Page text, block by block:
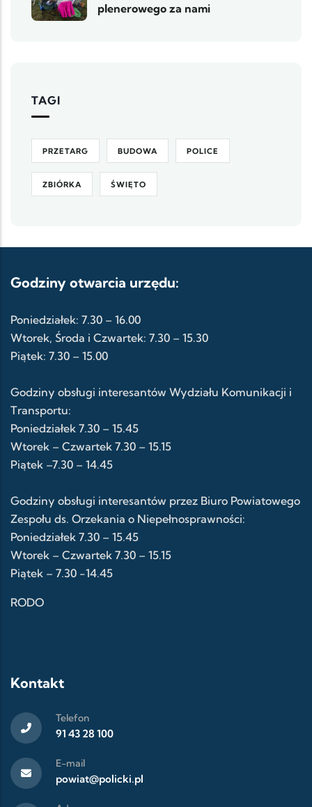
plenerowego za nami
TAGI
PRZETARG BUDOWA POLICE
ZBIÓRKA ŚWIĘTO
Godziny otwarcia urzędu:
Poniedziałek: 7.30 – 16.00
Wtorek, Środa i Czwartek: 7.30 – 15.30
Piątek: 7.30 – 15.00
Godziny obsługi interesantów Wydziału Komunikacji i
Transportu:
Poniedziałek 7.30 – 15.45
Wtorek – Czwartek 7.30 – 15.15
Piątek –7.30 – 14.45
Godziny obsługi interesantów przez Biuro Powiatowego
Zespołu ds. Orzekania o Niepełnosprawności:
Poniedziałek 7.30 – 15.45
Wtorek – Czwartek 7.30 – 15.15
Piątek – 7.30 -14.45
RODO
Kontakt
Telefon
91 43 28 100
E-mail
powiat@policki.pl